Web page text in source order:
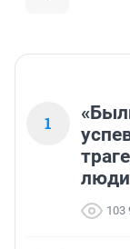
1
люди
103